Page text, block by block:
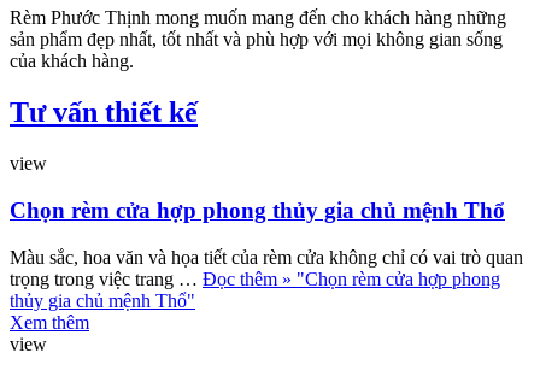
Rèm Phước Thịnh mong muốn mang đến cho khách hàng những
sản phẩm đẹp nhất, tốt nhất và phù hợp với mọi không gian sống
của khách hàng.
Tư vấn thiết kế
view
Chọn rèm cửa hợp phong thủy gia chủ mệnh Thổ
Màu sắc, hoa văn và họa tiết của rèm cửa không chỉ có vai trò quan
trọng trong việc trang … Đọc thêm » "Chọn rèm cửa hợp phong
thủy gia chủ mệnh Thổ"
Xem thêm
view